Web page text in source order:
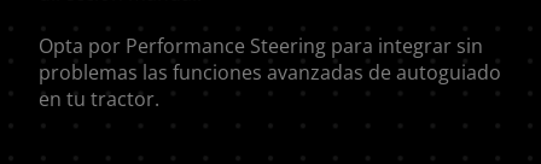
and Middle-East (English)
Opta por Performance Steering para integrar sin
problemas las funciones avanzadas de autoguiado
en tu tractor.